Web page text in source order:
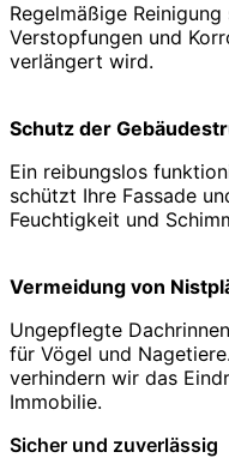
Regelmäßige
Verstopfungen und
verlängert wird.
Schutz der
Ein reibungslos
schützt Ihre Fassade
Feuchtigkeit und
Vermeidung von
Ungepflegte
für Vögel und
verhindern wir das
Immobilie.
Sicher und zuverlässig